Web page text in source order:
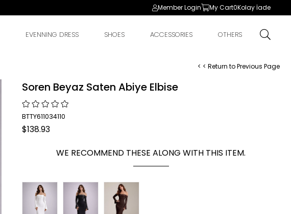
Member Login My Cart0Kolay İade
EVENNING DRESS SHOES ACCESSORIES OTHERS
< < Return to Previous Page
Soren Beyaz Saten Abiye Elbise
BTTY611034110
$138.93
WE RECOMMEND THESE ALONG WITH THIS ITEM.